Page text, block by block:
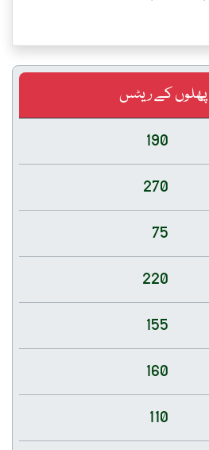
پھلوں کے ریٹس
190
270
75
220
155
160
110